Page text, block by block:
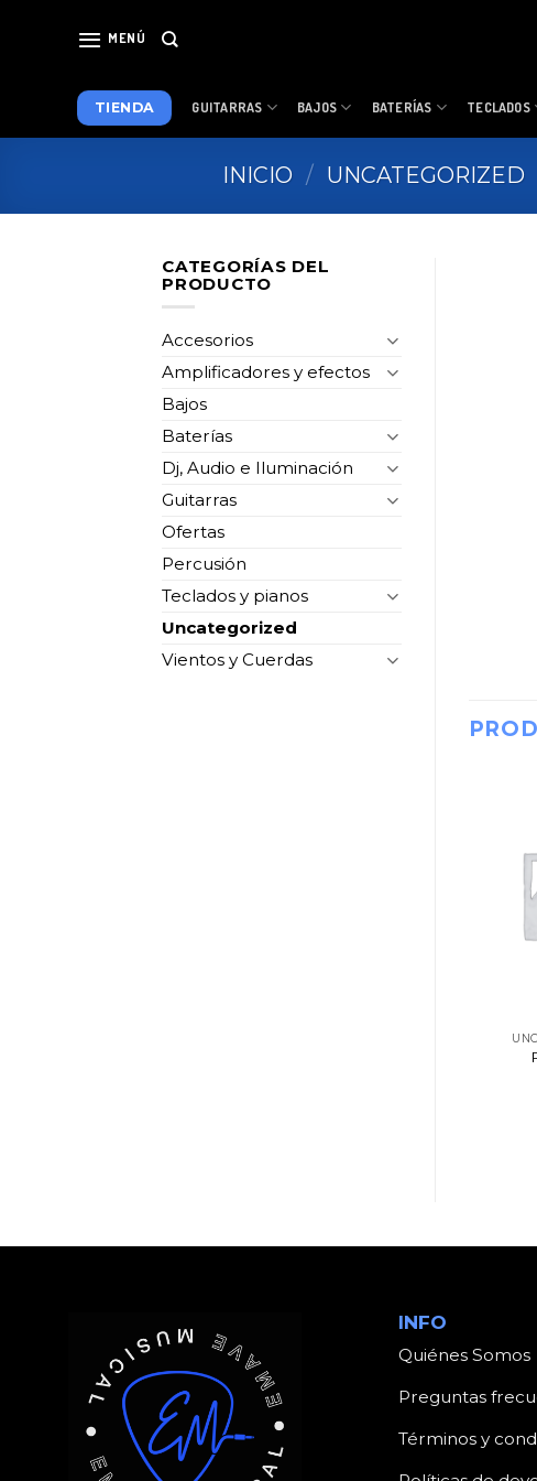
MENÚ
TIENDA GUITARRAS BAJOS BATERÍAS TECLADOS
INICIO / UNCATEGORIZED
CATEGORÍAS DEL
PRODUCTO
Accesorios
Amplificadores y efectos
Bajos
Baterías
Dj, Audio e Iluminación
Guitarras
Ofertas
Percusión
Teclados y pianos
Uncategorized
Vientos y Cuerdas
INFO
Quiénes Somos
Preguntas
Términos y